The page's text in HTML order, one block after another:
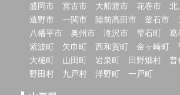
盛岡市 宮古市 大船渡市 花巻市 北
遠野市
一関市 陸前高田市 釜石市
八幡平市
奥州市 滝沢市 雫石町 葛
紫波町
矢巾町 西和賀町 金ヶ崎町
大槌町
山田町 岩泉町 田野畑村 普
野田村
九戸村 洋野町 一戸町